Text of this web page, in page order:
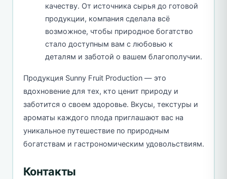
качеству. От источника сырья до готовой
продукции, компания сделала всё
возможное, чтобы природное богатство
стало доступным вам с любовью к
деталям и заботой о вашем благополучии.
Продукция Sunny Fruit Production — это
вдохновение для тех, кто ценит природу и
заботится о своем здоровье. Вкусы, текстуры и
ароматы каждого плода приглашают вас на
уникальное путешествие по природным
богатствам и гастрономическим удовольствиям.
Контакты